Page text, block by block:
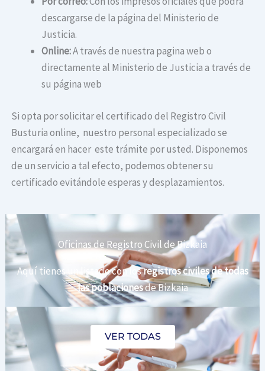
descargarse de la página del Ministerio de
Justicia.
Online:A través de nuestra pagina web o
directamente al Ministerio de Justicia a través de
su página web
Si opta por solicitar el certificado del Registro Civil
Busturia online, nuestro personal especializado se
encargará en hacer este trámite por usted. Disponemos
de un servicio a tal efecto, podemos obtener su
certificado evitándole esperas y desplazamientos.
Oficinas de Registro Civil de Bizkaia
Aquí tienes un listado con losregistros civiles de todas
las poblacionesde Bizkaia
VER TODAS